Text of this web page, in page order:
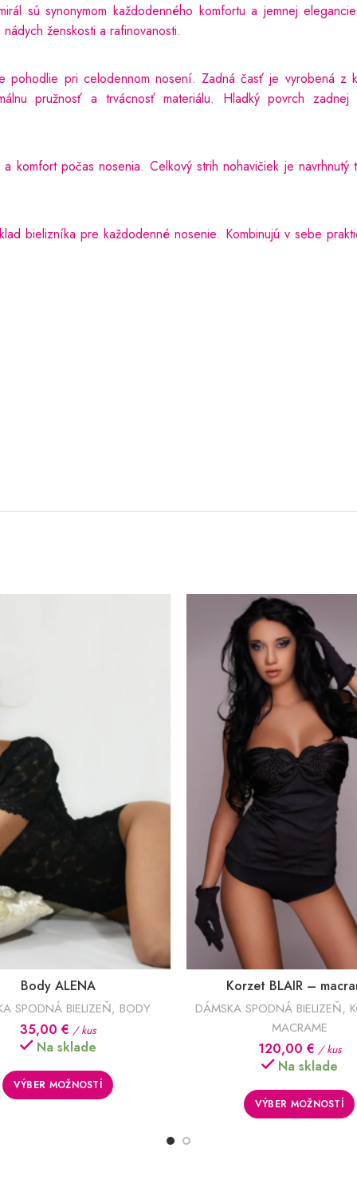
sú synonymom každodenného komfortu a jemnej
ženskosti a rafinovanosti.
pohodlie pri celodennom nosení. Zadná časť je vyrobená z
pružnosť a trvácnosť materiálu. Hladký povrch
komfort počas nosenia. Celkový strih nohavičiek je
bielizníka pre každodenné nosenie. Kombinujú v sebe
Body ALENA
SPODNÁ BIELIZEŇ, BODY
35,00 € / kus
Na sklade
VÝBER MOŽNOSTÍ
Korzet BLAIR –
DÁMSKA SPODNÁ BIELIZEŇ,
MACRAME
120,00 € / kus
Na sklade
VÝBER MOŽNOSTÍ